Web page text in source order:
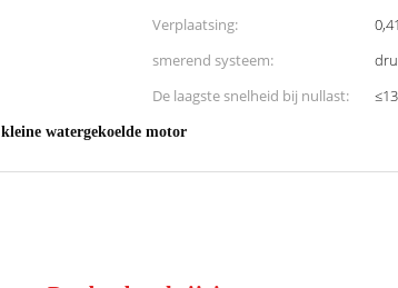
Verplaatsing:
smerend systeem:
De laagste snelheid bij nullast:
kleine watergekoelde motor